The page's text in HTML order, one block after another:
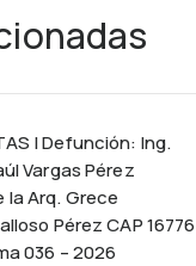
| Defunción: Ing.
Vargas Pérez
la Arq. Grece
Pérez CAP 16776
036 – 2026